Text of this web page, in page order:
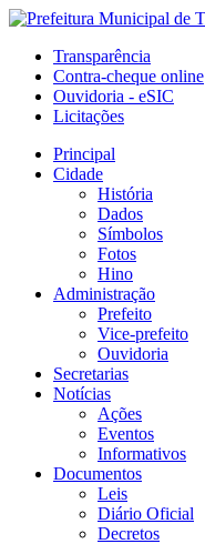
Transparência
Contra-cheque online
Ouvidoria - eSIC
Licitações
Principal
Cidade
História
Dados
Símbolos
Fotos
Hino
Administração
Prefeito
Vice-prefeito
Ouvidoria
Secretarias
Notícias
Ações
Eventos
Informativos
Documentos
Leis
Diário Oficial
Decretos